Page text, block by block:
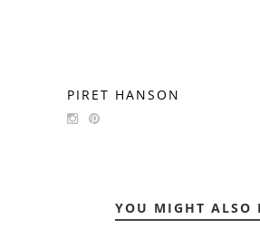
PIRET HANSON
YOU MIGHT ALSO